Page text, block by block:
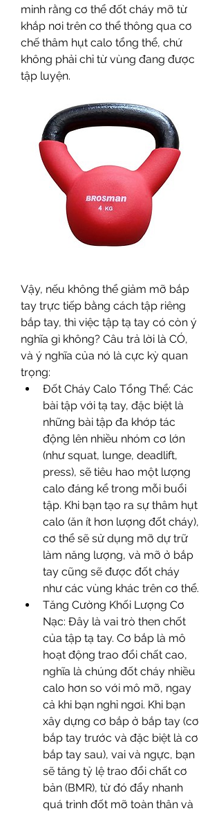
minh rằng cơ thể đốt cháy mỡ từ
khắp nơi trên cơ thể thông qua cơ
chế thâm hụt calo tổng thể, chứ
không phải chỉ từ vùng đang được
tập luyện.
Vậy, nếu không thể giảm mỡ bắp
tay trực tiếp bằng cách tập riêng
bắp tay, thì việc tập tạ tay có còn ý
nghĩa gì không? Câu trả lời là CÓ,
và ý nghĩa của nó là cực kỳ quan
trọng:
Đốt Cháy Calo Tổng Thể: Các
bài tập với tạ tay, đặc biệt là
những bài tập đa khớp tác
động lên nhiều nhóm cơ lớn
(như squat, lunge, deadlift,
press), sẽ tiêu hao một lượng
calo đáng kể trong mỗi buổi
tập. Khi bạn tạo ra sự thâm hụt
calo (ăn ít hơn lượng đốt cháy),
cơ thể sẽ sử dụng mỡ dự trữ
làm năng lượng, và mỡ ở bắp
tay cũng sẽ được đốt cháy
như các vùng khác trên cơ thể.
Tăng Cường Khối Lượng Cơ
Nạc: Đây là vai trò then chốt
của tập tạ tay. Cơ bắp là mô
hoạt động trao đổi chất cao,
nghĩa là chúng đốt cháy nhiều
calo hơn so với mô mỡ, ngay
cả khi bạn nghỉ ngơi. Khi bạn
xây dựng cơ bắp ở bắp tay (cơ
bắp tay trước và đặc biệt là cơ
bắp tay sau), vai và ngực, bạn
sẽ tăng tỷ lệ trao đổi chất cơ
bản (BMR), từ đó đẩy nhanh
quá trình đốt mỡ toàn thân và